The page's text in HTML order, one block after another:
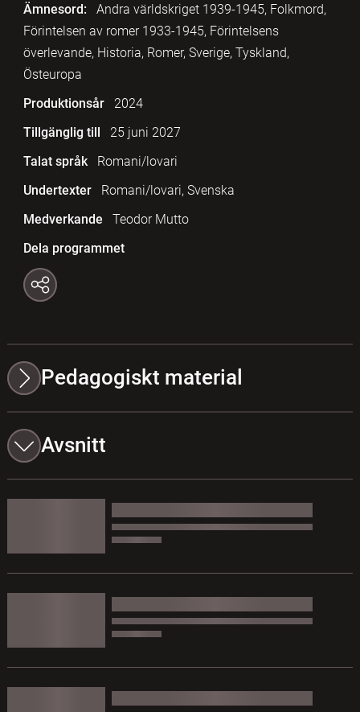
Ämnesord:
Andra världskriget 1939-1945, Folkmord,
Förintelsen av romer 1933-1945, Förintelsens
överlevande, Historia, Romer, Sverige, Tyskland,
Östeuropa
Produktionsår
2024
Tillgänglig till
25 juni 2027
Talat språk
Romani/lovari
Undertexter
Romani/lovari, Svenska
Medverkande
Teodor Mutto
Dela programmet
Pedagogiskt material
Avsnitt